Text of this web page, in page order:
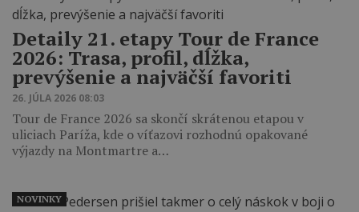
Detaily 21. etapy Tour de France
2026: Trasa, profil, dĺžka,
prevýšenie a najväčší favoriti
26. JÚLA 2026 08:03
Tour de France 2026 sa skončí skrátenou etapou v
uliciach Paríža, kde o víťazovi rozhodnú opakované
výjazdy na Montmartre a…
NOVINKY